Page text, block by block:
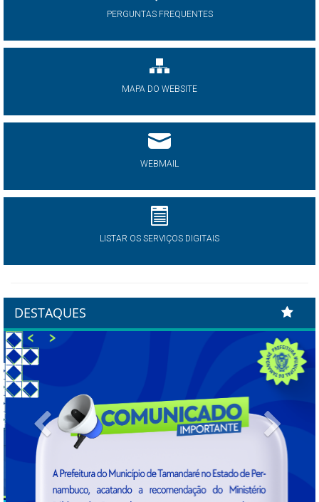
PERGUNTAS FREQUENTES
MAPA DO WEBSITE
WEBMAIL
LISTAR OS SERVIÇOS DIGITAIS
DESTAQUES